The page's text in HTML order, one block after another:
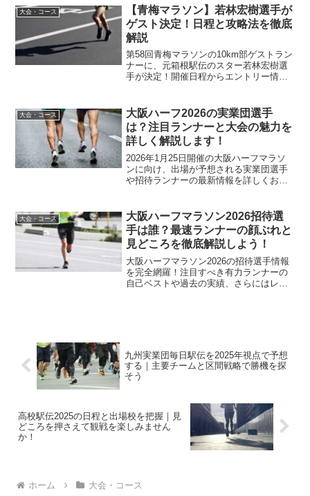
より楽しめる形に整えます。
大会・コース
【青梅マラソン】若林宏樹選手が
ゲスト決定！日程と攻略法を徹底
解説
第58回青梅マラソンの10km部ゲストラン
ナーに、元箱根駅伝のスター若林宏樹選
手が決定！開催日程からエントリー情
の大会で、自己ベスト更新と憧れの選手
との並走を目指しましょう。
大会・コース
大阪ハーフ2026の実業団選手
は？注目ランナーと大会の魅力を
詳しく解説します！
2026年1月25日開催の大阪ハーフマラソ
ンに向け、出場が予想される実業団選手
や招待ランナーの最新情報を詳しくお届
待される高速コースの攻略法を徹底網
羅。トップランナーが集結する大阪の冬
を120％楽しみましょう。
大会・コース
大阪ハーフマラソン2026招待選
手は誰？最速ランナーの顔ぶれと
見どころを徹底解説しよう！
大阪ハーフマラソン2026の招待選手情報
を完全網羅！注目すべき有力ランナーの
自己ベストや過去の実績、さらにはレー
九州実業団毎日駅伝を2025年視点で予想
する｜主要チームと区間戦略で勝機を探
そう
高校駅伝2025の日程と出場校を把握｜見
どころを押さえて観戦を楽しみません
か！
ホーム 大会・コース